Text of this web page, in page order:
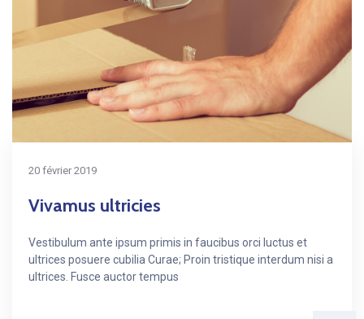
20 février 2019
Vivamus ultricies
Vestibulum ante ipsum primis in faucibus orci luctus et
ultrices posuere cubilia Curae; Proin tristique interdum nisi a
ultrices. Fusce auctor tempus